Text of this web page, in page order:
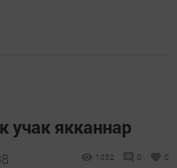
учак якканнар
1052 0 0